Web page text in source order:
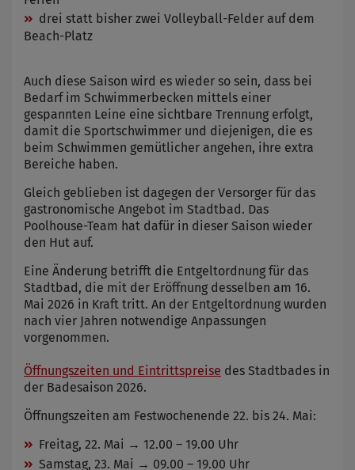
drei statt bisher zwei Volleyball-Felder auf dem
Beach-Platz
Auch diese Saison wird es wieder so sein, dass bei
Bedarf im Schwimmerbecken mittels einer
gespannten Leine eine sichtbare Trennung erfolgt,
damit die Sportschwimmer und diejenigen, die es
beim Schwimmen gemütlicher angehen, ihre extra
Bereiche haben.
Gleich geblieben ist dagegen der Versorger für das
gastronomische Angebot im Stadtbad. Das
Poolhouse-Team hat dafür in dieser Saison wieder
den Hut auf.
Eine Änderung betrifft die Entgeltordnung für das
Stadtbad, die mit der Eröffnung desselben am 16.
Mai 2026 in Kraft tritt. An der Entgeltordnung wurden
nach vier Jahren notwendige Anpassungen
vorgenommen.
Öffnungszeiten und Eintrittspreise des Stadtbades in
der Badesaison 2026.
Öffnungszeiten am Festwochenende 22. bis 24. Mai:
Freitag, 22. Mai → 12.00 – 19.00 Uhr
Samstag, 23. Mai → 09.00 – 19.00 Uhr